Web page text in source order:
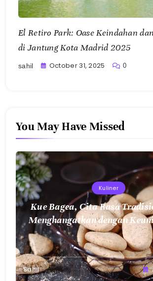
El Retiro Park: Oase Keindahan
di Jantung Kota Madrid 2025
sahil October 31, 2025 0
You May Have Missed
Kuliner
Kue Bagea, Cita Rasa
Menghangatkan dengan
Nusantara
Sahil